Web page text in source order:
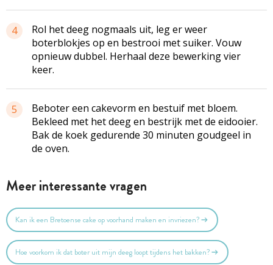
4
Rol het deeg nogmaals uit, leg er weer
boterblokjes op en bestrooi met suiker. Vouw
opnieuw dubbel. Herhaal deze bewerking vier
keer.
5
Beboter een cakevorm en bestuif met bloem.
Bekleed met het deeg en bestrijk met de eidooier.
Bak de koek gedurende 30 minuten goudgeel in
de oven.
Meer interessante vragen
Kan ik een Bretoense cake op voorhand maken en invriezen?
Hoe voorkom ik dat boter uit mijn deeg loopt tijdens het bakken?